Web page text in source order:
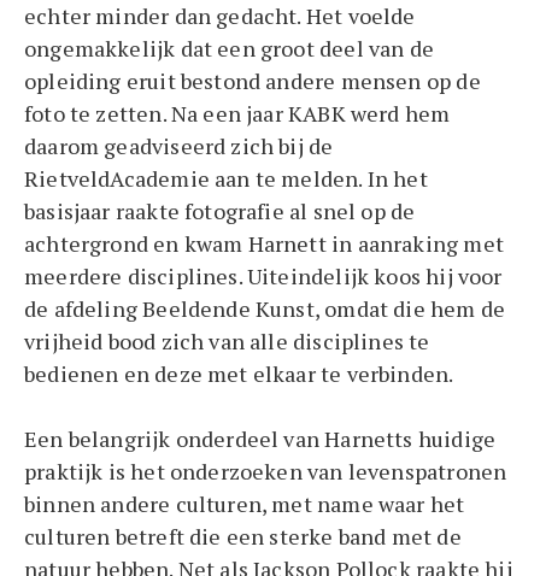
echter minder dan gedacht. Het voelde
ongemakkelijk dat een groot deel van de
opleiding eruit bestond andere mensen op de
foto te zetten. Na een jaar KABK werd hem
daarom geadviseerd zich bij de
RietveldAcademie aan te melden. In het
basisjaar raakte fotografie al snel op de
achtergrond en kwam Harnett in aanraking met
meerdere disciplines. Uiteindelijk koos hij voor
de afdeling Beeldende Kunst, omdat die hem de
vrijheid bood zich van alle disciplines te
bedienen en deze met elkaar te verbinden.
Een belangrijk onderdeel van Harnetts huidige
praktijk is het onderzoeken van levenspatronen
binnen andere culturen, met name waar het
culturen betreft die een sterke band met de
natuur hebben. Net als Jackson Pollock raakte hij